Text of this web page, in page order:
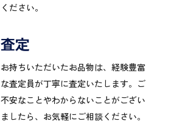
ください。
査定
お持ちいただいたお品物は、経験豊富
な査定員が丁寧に査定いたします。ご
不安なことやわからないことがござい
ましたら、お気軽にご相談ください。